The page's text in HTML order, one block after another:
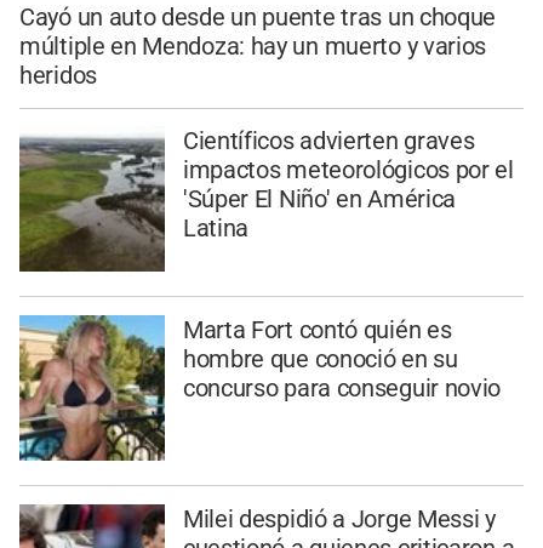
Cayó un auto desde un puente tras un choque
múltiple en Mendoza: hay un muerto y varios
heridos
Científicos advierten graves
impactos meteorológicos por el
'Súper El Niño' en América
Latina
Marta Fort contó quién es
hombre que conoció en su
concurso para conseguir novio
Milei despidió a Jorge Messi y